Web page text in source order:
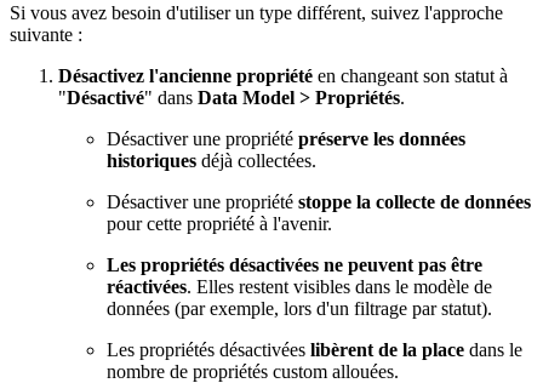
Si vous avez besoin d'utiliser un type différent, suivez l'approche
suivante :
Désactivez l'ancienne propriété en changeant son statut à
"Désactivé" dans Data Model > Propriétés.
Désactiver une propriété préserve les données
historiques déjà collectées.
Désactiver une propriété stoppe la collecte de données
pour cette propriété à l'avenir.
Les propriétés désactivées ne peuvent pas être
réactivées. Elles restent visibles dans le modèle de
données (par exemple, lors d'un filtrage par statut).
Les propriétés désactivées libèrent de la place dans le
nombre de propriétés custom allouées.